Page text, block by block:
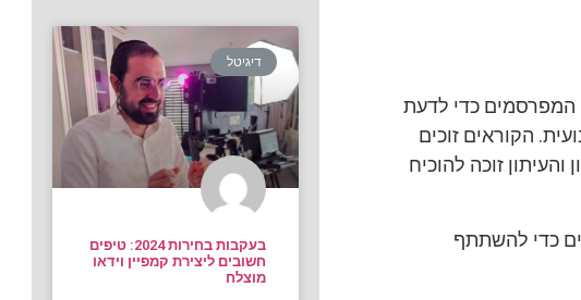
המפרסמים כדי לדעת
הקוראים זוכים
זוכה להוכיח
כדי להשתתף
דיגיטל
בעקבות בחירות 2024: טיפים
חשובים ליצירת קמפיין וידאו
מוצלח